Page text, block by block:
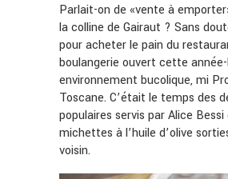
Parlait-on de «vente à
la colline de Gairaut ? Sans
pour acheter le pain du
boulangerie ouvert cette
environnement bucolique, mi
Toscane. C’était le temps des
populaires servis par Alice
michettes à l’huile d’olive
voisin.